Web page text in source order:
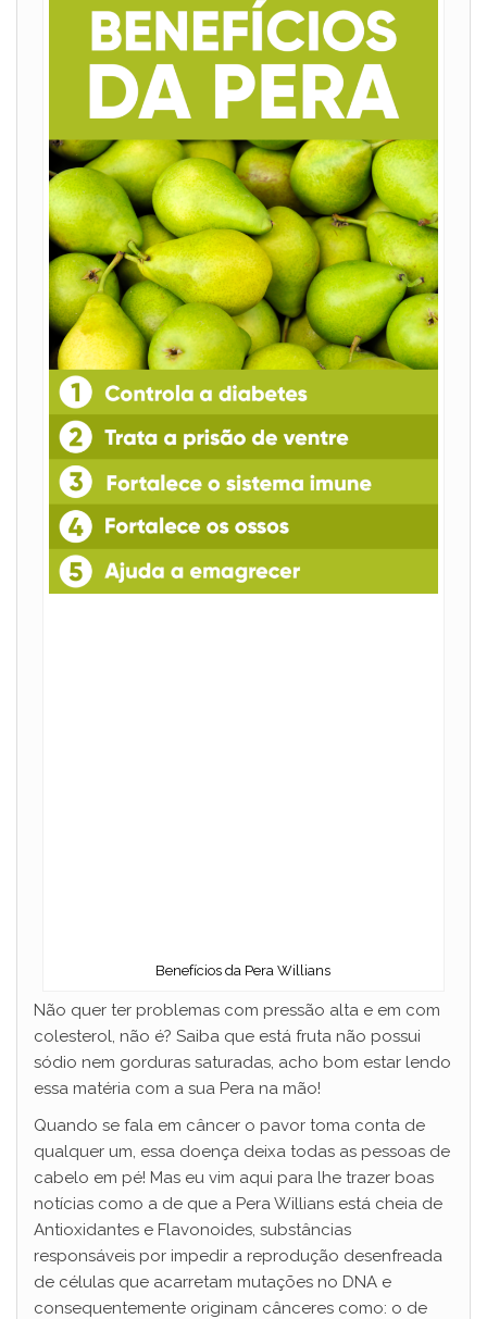
Benefícios da Pera Willians
Não quer ter problemas com pressão alta e em com
colesterol, não é? Saiba que está fruta não possui
sódio nem gorduras saturadas, acho bom estar lendo
essa matéria com a sua Pera na mão!
Quando se fala em câncer o pavor toma conta de
qualquer um, essa doença deixa todas as pessoas de
cabelo em pé! Mas eu vim aqui para lhe trazer boas
notícias como a de que a Pera Willians está cheia de
Antioxidantes e Flavonoides, substâncias
responsáveis por impedir a reprodução desenfreada
de células que acarretam mutações no DNA e
consequentemente originam cânceres como: o de